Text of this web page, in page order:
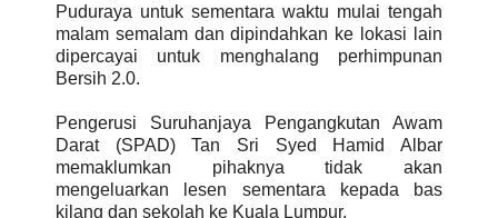
Puduraya untuk sementara waktu mulai tengah
malam semalam dan dipindahkan ke lokasi lain
dipercayai untuk menghalang perhimpunan
Bersih 2.0.
Pengerusi Suruhanjaya Pengangkutan Awam
Darat (SPAD) Tan Sri Syed Hamid Albar
memaklumkan pihaknya tidak akan
mengeluarkan lesen sementara kepada bas
kilang dan sekolah ke Kuala Lumpur.